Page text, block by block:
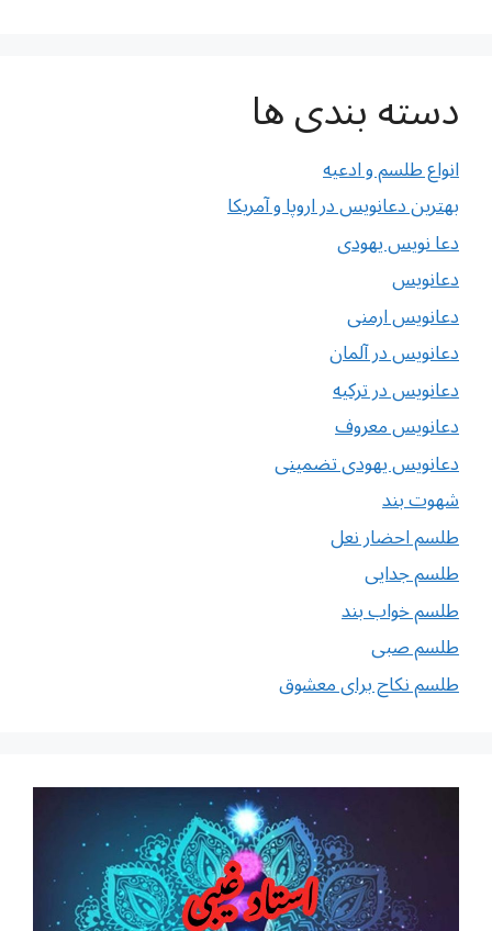
دسته بندی ها
انواع طلسم و ادعیه
بهترین دعانویس در اروپا و آمریکا
دعا نویس یهودی
دعانویس
دعانویس ارمنی
دعانویس در آلمان
دعانویس در ترکیه
دعانویس معروف
دعانویس یهودی تضمینی
شهوت بند
طلسم احضار نعل
طلسم جدایی
طلسم خواب بند
طلسم صبی
طلسم نکاح برای معشوق